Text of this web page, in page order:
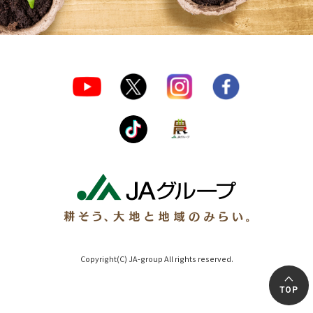
Copyright(C) JA-group All rights reserved.
TOP